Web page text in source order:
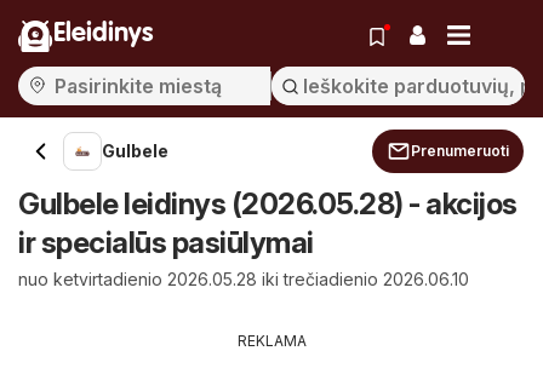
Eleidinys
Gulbele Prenumeruoti
Gulbele leidinys (2026.05.28) - akcijos
ir specialūs pasiūlymai
nuo ketvirtadienio 2026.05.28 iki trečiadienio 2026.06.10
REKLAMA